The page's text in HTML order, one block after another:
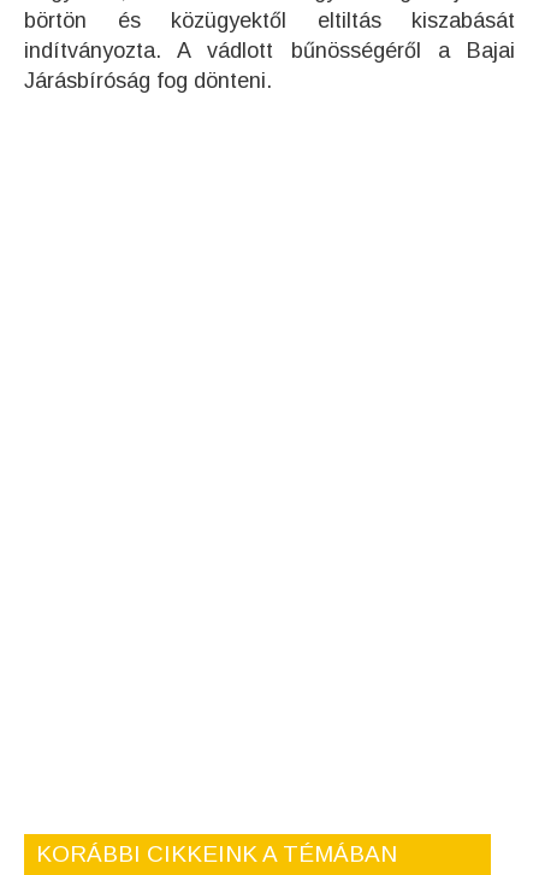
börtön és közügyektől eltiltás kiszabását
indítványozta. A vádlott bűnösségéről a Bajai
Járásbíróság fog dönteni.
KORÁBBI CIKKEINK A TÉMÁBAN